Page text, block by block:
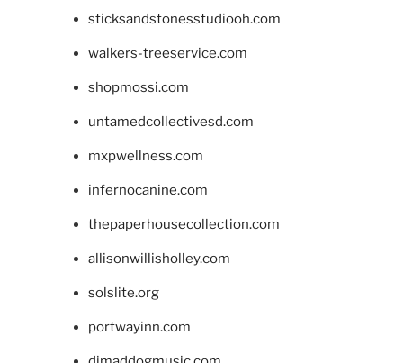
sticksandstonesstudiooh.com
walkers-treeservice.com
shopmossi.com
untamedcollectivesd.com
mxpwellness.com
infernocanine.com
thepaperhousecollection.com
allisonwillisholley.com
solslite.org
portwayinn.com